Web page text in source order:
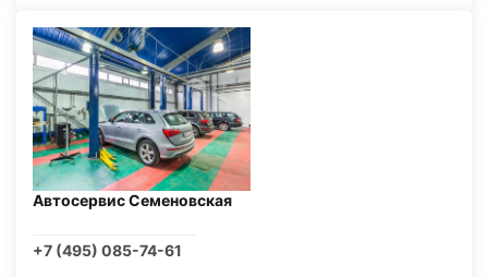
Автосервис Семеновская
+7 (495) 085-74-61